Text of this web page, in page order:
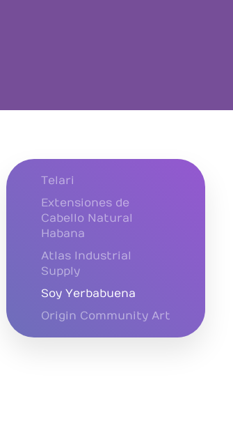
Telari
Extensiones de
Cabello Natural
Habana
Atlas Industrial
Supply
Soy Yerbabuena
Origin Community Art